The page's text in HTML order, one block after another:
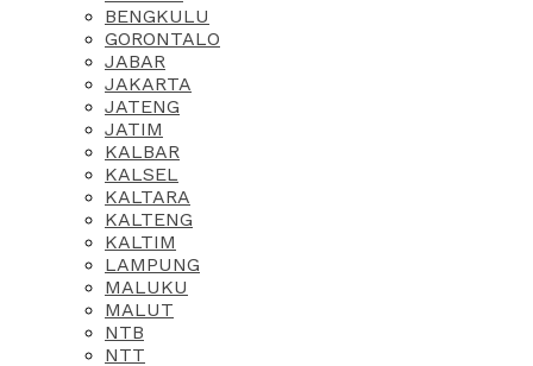
BENGKULU
GORONTALO
JABAR
JAKARTA
JATENG
JATIM
KALBAR
KALSEL
KALTARA
KALTENG
KALTIM
LAMPUNG
MALUKU
MALUT
NTB
NTT